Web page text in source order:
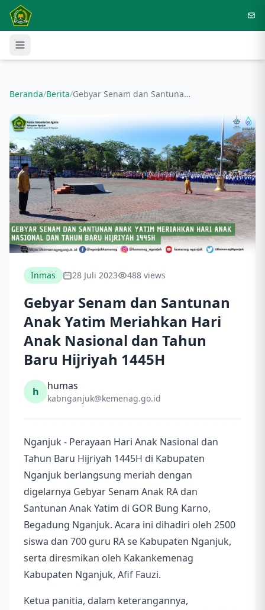
Langsung ke konten utama
Beranda/Berita/ Gebyar Senam dan Santunan Anak Yatim Meriahkan Hari Anak Nasional dan Tahun Baru Hijriyah 1445H
Inmas 28 Juli 2023 488 views
Gebyar Senam dan Santunan
Anak Yatim Meriahkan Hari
Anak Nasional dan Tahun
Baru Hijriyah 1445H
h humas
kabnganjuk@kemenag.go.id
Nganjuk - Perayaan Hari Anak Nasional dan
Tahun Baru Hijriyah 1445H di Kabupaten
Nganjuk berlangsung meriah dengan
digelarnya Gebyar Senam Anak RA dan
Santunan Anak Yatim di GOR Bung Karno,
Begadung Nganjuk. Acara ini dihadiri oleh 2500
siswa dan 700 guru RA se Kabupaten Nganjuk,
serta diresmikan oleh Kakankemenag
Kabupaten Nganjuk, Afif Fauzi.
Ketua panitia, dalam keterangannya,